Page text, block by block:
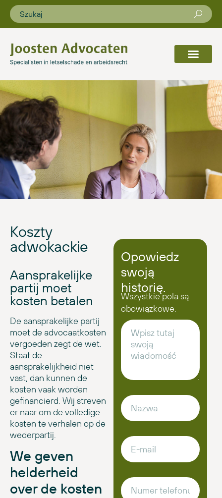
Koszty
adwokackie
Aansprakelijke
partij moet
kosten betalen
De aansprakelijke partij
moet de advocaatkosten
vergoeden zegt de wet.
Staat de
aansprakelijkheid niet
vast, dan kunnen de
kosten vaak worden
gefinancierd. Wij streven
er naar om de volledige
kosten te verhalen op de
wederpartij.
We geven
helderheid
over de kosten
Opowiedz
swoją
historię.
Wszystkie pola są
obowiązkowe.